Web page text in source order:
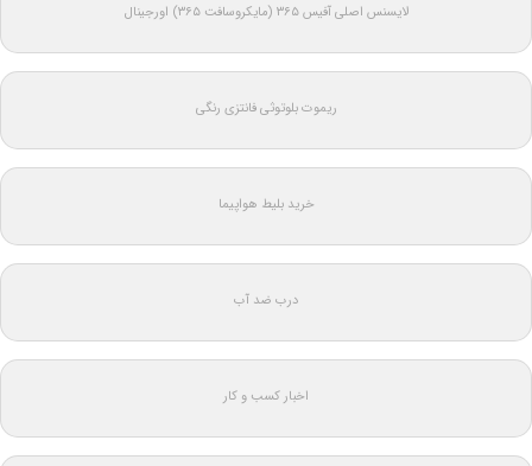
لایسنس اصلی آفیس ۳۶۵ (مایکروسافت ۳۶۵) اورجینال
ریموت بلوتوثی فانتزی رنگی
خرید بلیط هواپیما
درب ضد آب
اخبار کسب و کار